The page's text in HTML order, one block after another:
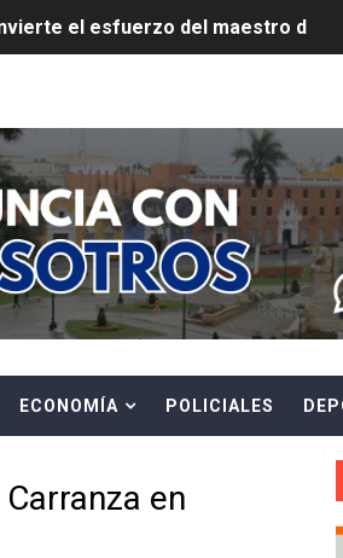
el esfuerzo del maestro de
inversión privada y medidas
Y BRINDA RECOMENDACIONES
CABLES EN DESUSO Y EXHORTA
AL DÍA EN SU RECIBO Y
Orgullo Emprendedor con
relacionadas con el servicio
de La Libertad fueron sobre el
ECONOMÍA POLICIALES
en